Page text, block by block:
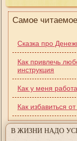
Самое
Сказка про
Как привлечь
инструкция
Как у меня
Как избавиться
В ЖИЗНИ НАДО